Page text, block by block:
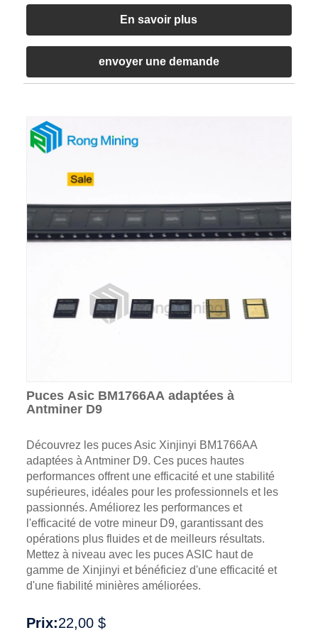
En savoir plus
envoyer une demande
Puces Asic BM1766AA adaptées à
Antminer D9
Découvrez les puces Asic Xinjinyi BM1766AA
adaptées à Antminer D9. Ces puces hautes
performances offrent une efficacité et une stabilité
supérieures, idéales pour les professionnels et les
passionnés. Améliorez les performances et
l'efficacité de votre mineur D9, garantissant des
opérations plus fluides et de meilleurs résultats.
Mettez à niveau avec les puces ASIC haut de
gamme de Xinjinyi et bénéficiez d'une efficacité et
d'une fiabilité minières améliorées.
Prix:22,00 $